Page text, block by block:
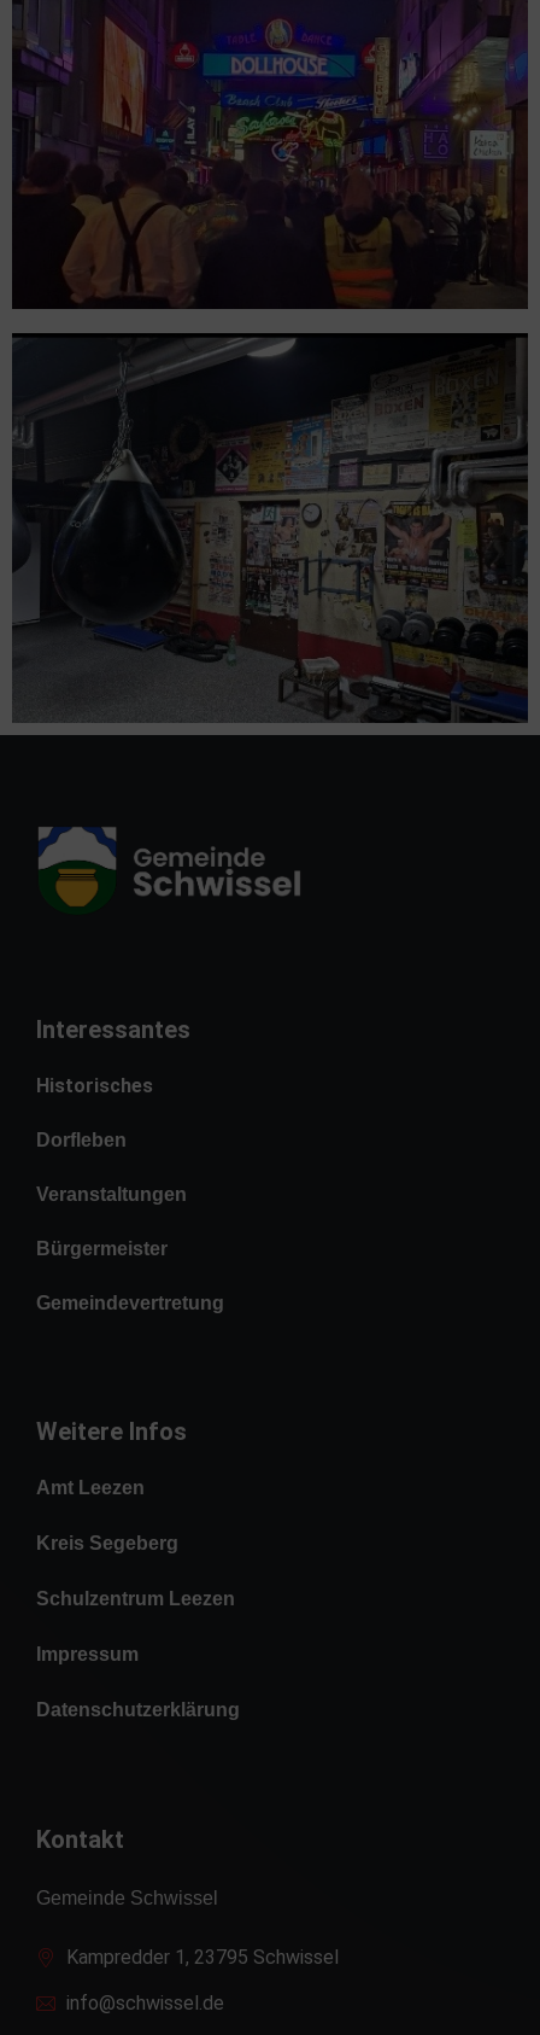
Interessantes
Historisches
Dorfleben
Veranstaltungen
Bürgermeister
Gemeindevertretung
Weitere Infos
Amt Leezen
Kreis Segeberg
Schulzentrum Leezen
Impressum
Datenschutzerklärung
Kontakt
Gemeinde Schwissel
Kampredder 1, 23795 Schwissel
info@schwissel.de